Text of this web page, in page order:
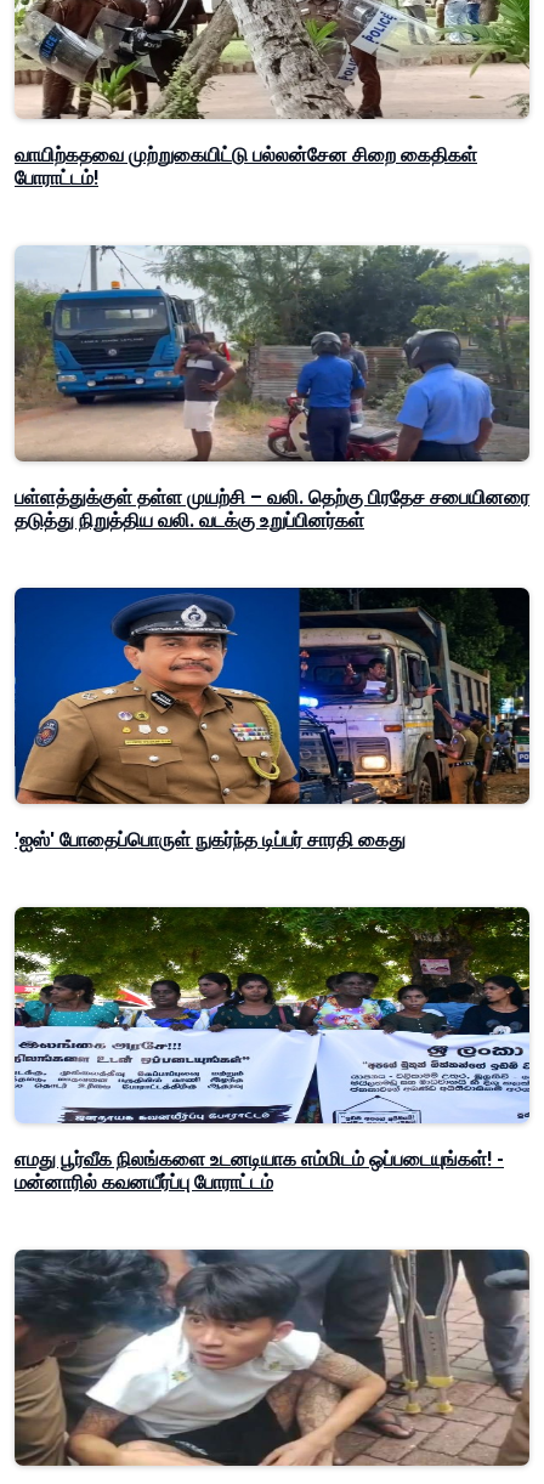
வாயிற்கதவை முற்றுகையிட்டு பல்லன்சேன சிறை கைதிகள்
போராட்டம்!
பள்ளத்துக்குள் தள்ள முயற்சி – வலி. தெற்கு பிரதேச சபையினரை
தடுத்து நிறுத்திய வலி. வடக்கு உறுப்பினர்கள்
'ஐஸ்' போதைப்பொருள் நுகர்ந்த டிப்பர் சாரதி கைது
எமது பூர்வீக நிலங்களை உடனடியாக எம்மிடம் ஒப்படையுங்கள்! -
மன்னாரில் கவனயீர்ப்பு போராட்டம்